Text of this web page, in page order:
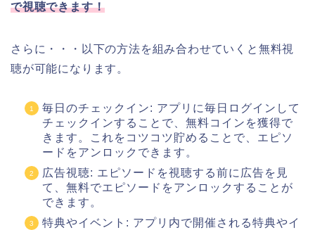
で視聴できます！
さらに・・・以下の方法を組み合わせていくと無料視
聴が可能になります。
毎日のチェックイン: アプリに毎日ログインして
チェックインすることで、無料コインを獲得で
きます。これをコツコツ貯めることで、エピソ
ードをアンロックできます。
広告視聴: エピソードを視聴する前に広告を見
て、無料でエピソードをアンロックすることが
できます。
特典やイベント: アプリ内で開催される特典やイ